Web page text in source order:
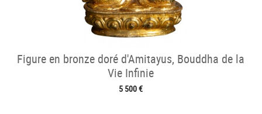
Figure en bronze doré d'Amitayus, Bouddha de la
Vie Infinie
5 500 €